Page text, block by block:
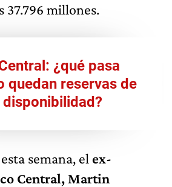
37.796 millones.
¿qué pasa
quedan reservas de
disponibilidad?
semana, el ex-
Central, Martin